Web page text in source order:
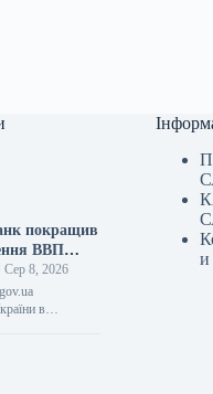
покращив
ВВП
2026
кварталі
Сер 8, 2026
в
своєму сайті
з яким
и